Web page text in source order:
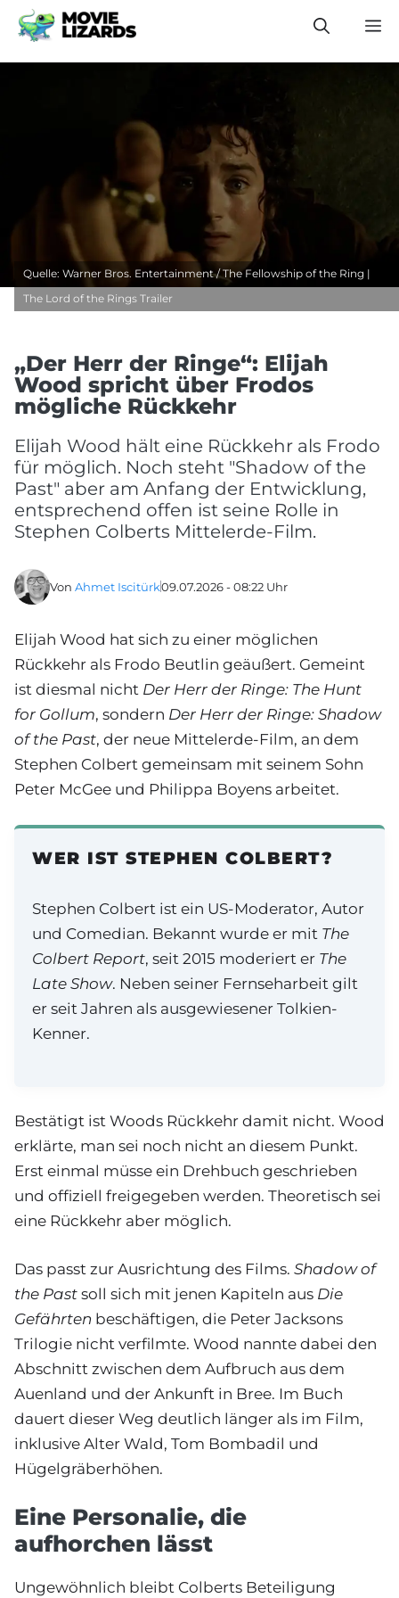
Zum
Inhalt
springen
Quelle: Warner Bros. Entertainment / The Fellowship of the Ring |
The Lord of the Rings Trailer
„Der Herr der Ringe“: Elijah
Wood spricht über Frodos
mögliche Rückkehr
Elijah Wood hält eine Rückkehr als Frodo
für möglich. Noch steht "Shadow of the
Past" aber am Anfang der Entwicklung,
entsprechend offen ist seine Rolle in
Stephen Colberts Mittelerde-Film.
Von Ahmet Iscitürk09.07.2026 - 08:22 Uhr
Elijah Wood hat sich zu einer möglichen
Rückkehr als Frodo Beutlin geäußert. Gemeint
ist diesmal nicht Der Herr der Ringe: The Hunt
for Gollum, sondern Der Herr der Ringe: Shadow
of the Past, der neue Mittelerde-Film, an dem
Stephen Colbert gemeinsam mit seinem Sohn
Peter McGee und Philippa Boyens arbeitet.
WER IST STEPHEN COLBERT?
Stephen Colbert ist ein US-Moderator, Autor
und Comedian. Bekannt wurde er mit The
Colbert Report, seit 2015 moderiert er The
Late Show. Neben seiner Fernseharbeit gilt
er seit Jahren als ausgewiesener Tolkien-
Kenner.
Bestätigt ist Woods Rückkehr damit nicht. Wood
erklärte, man sei noch nicht an diesem Punkt.
Erst einmal müsse ein Drehbuch geschrieben
und offiziell freigegeben werden. Theoretisch sei
eine Rückkehr aber möglich.
Das passt zur Ausrichtung des Films. Shadow of
the Past soll sich mit jenen Kapiteln aus Die
Gefährten beschäftigen, die Peter Jacksons
Trilogie nicht verfilmte. Wood nannte dabei den
Abschnitt zwischen dem Aufbruch aus dem
Auenland und der Ankunft in Bree. Im Buch
dauert dieser Weg deutlich länger als im Film,
inklusive Alter Wald, Tom Bombadil und
Hügelgräberhöhen.
Eine Personalie, die
aufhorchen lässt
Ungewöhnlich bleibt Colberts Beteiligung